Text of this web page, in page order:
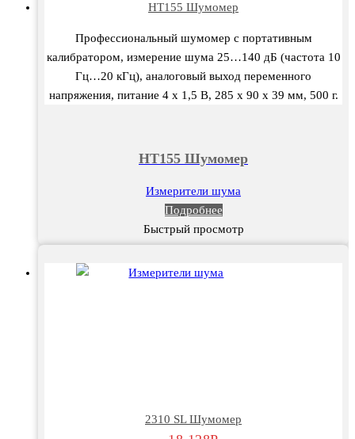
HT155 Шумомер
Профессиональный шумомер с портативным
калибратором, измерение шума 25…140 дБ (частота 10
Гц…20 кГц), аналоговый выход переменного
напряжения, питание 4 х 1,5 В, 285 x 90 x 39 мм, 500 г.
HT155 Шумомер
Измерители шума
Подробнее
Быстрый просмотр
2310 SL Шумомер